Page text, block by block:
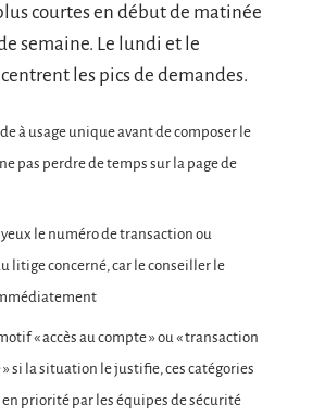
courtes en début de matinée
semaine. Le lundi et le
les pics de demandes.
à usage unique avant de composer le
pas perdre de temps sur la page de
le numéro de transaction ou
litige concerné, car le conseiller le
« accès au compte » ou « transaction
si la situation le justifie, ces catégories
priorité par les équipes de sécurité